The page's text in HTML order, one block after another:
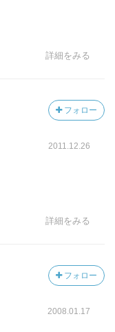
詳細をみる
フォロー
2011.12.26
詳細をみる
フォロー
2008.01.17